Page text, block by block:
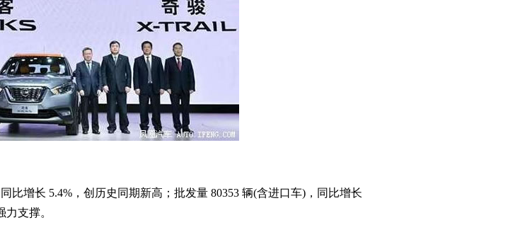
增长 5.4%，创历史同期新高；批发量 80353 辆(含进口车)，同比增长
支撑。